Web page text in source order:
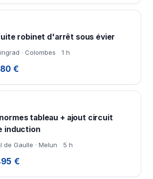
robinet d'arrêt sous évier
· Colombes 1 h
€
tableau + ajout circuit
induction
de Gaulle · Melun 5 h
€